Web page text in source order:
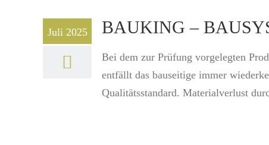
Juli 2025 BAUKING –
Bei dem zur Prüfung vorgelegten
entfällt das bauseitige immer
Qualitätsstandard. Materialverlust